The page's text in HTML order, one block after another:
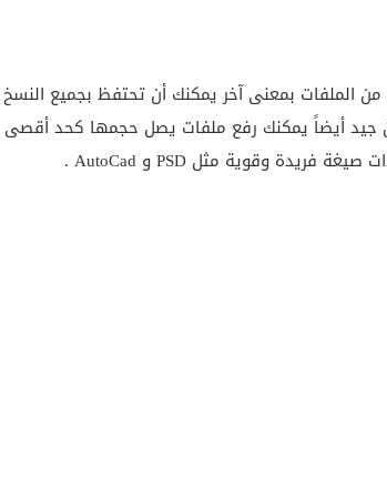
الملفات بمعنى آخر يمكنك أن تحتفظ بجميع النسخ
جيد أيضاً يمكنك رفع ملفات يصل حجمها كحد أقصى